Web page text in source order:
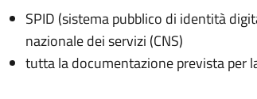
SPID (sistema pubblico di identità
nazionale dei servizi (CNS)
tutta la documentazione prevista per